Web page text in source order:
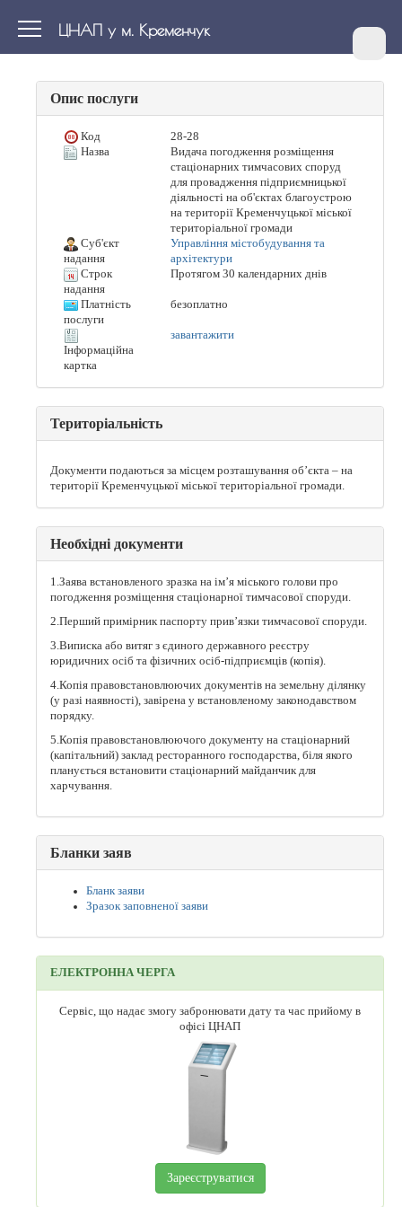
ЦНАП у м. Кременчук
Опис послуги
Код
28-28
Назва
Видача погодження розміщення
стаціонарних тимчасових споруд
для провадження підприємницької
діяльності на об'єктах благоустрою
на території Кременчуцької міської
територіальної громади
Суб'єкт
надання
Управління містобудування та
архітектури
Строк
надання
Протягом 30 календарних днів
Платність
послуги
безоплатно
Інформаційна
картка
завантажити
Територіальність
Документи подаються за місцем розташування об’єкта – на
території Кременчуцької міської територіальної громади.
Необхідні документи
1.Заява встановленого зразка на ім’я міського голови про
погодження розміщення стаціонарної тимчасової споруди.
2.Перший примірник паспорту прив’язки тимчасової споруди.
3.Виписка або витяг з єдиного державного реєстру
юридичних осіб та фізичних осіб-підприємців (копія).
4.Копія правовстановлюючих документів на земельну ділянку
(у разі наявності), завірена у встановленому законодавством
порядку.
5.Копія правовстановлюючого документу на стаціонарний
(капітальний) заклад ресторанного господарства, біля якого
планується встановити стаціонарний майданчик для
харчування.
Бланки заяв
Бланк заяви
Зразок заповненої заяви
ЕЛЕКТРОННА ЧЕРГА
Сервіс, що надає змогу забронювати дату та час прийому в
офісі ЦНАП
Зареєструватися